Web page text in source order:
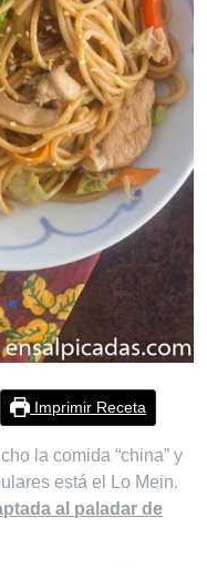
Imprimir Receta
la comida “china” y
está el Lo Mein.
al paladar de